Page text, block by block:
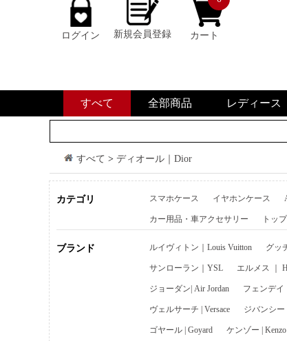
ログイン 新規会員登録 カート
すべて 全部商品 レディース
すべて > ディオール｜Dior
カテゴリ スマホケース イヤホンケース
カー用品・車アクセサリー トッ
ブランド ルイヴィトン｜Louis Vuitton グッ
サンローラン｜YSL エルメス ｜
ジョーダン| Air Jordan フェンデイ
ヴェルサーチ | Versace ジバンシー
ゴヤール | Goyard ケンゾー | Kenzo